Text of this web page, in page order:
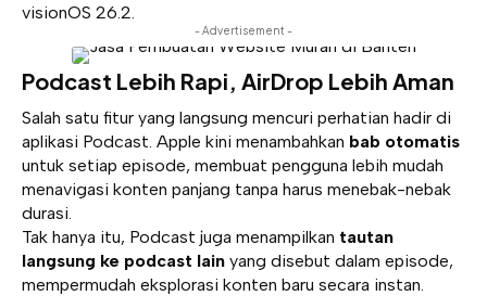
visionOS 26.2.
- Advertisement -
Podcast Lebih Rapi, AirDrop Lebih Aman
Salah satu fitur yang langsung mencuri perhatian hadir di
aplikasi Podcast. Apple kini menambahkan bab otomatis
untuk setiap episode, membuat pengguna lebih mudah
menavigasi konten panjang tanpa harus menebak-nebak
durasi.
Tak hanya itu, Podcast juga menampilkan tautan
langsung ke podcast lain yang disebut dalam episode,
mempermudah eksplorasi konten baru secara instan.